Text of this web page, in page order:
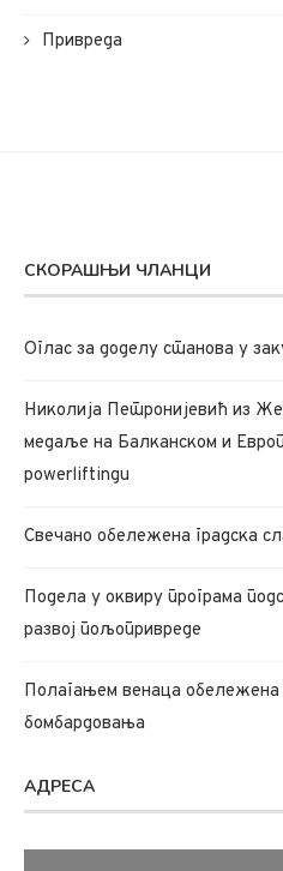
Привреда
СКОРАШЊИ ЧЛАНЦИ
Oглас за доделу станова у
Николија Петронијевић из
медаље на Балканском и
powerliftingu
Свечано обележена градска
Подела у оквиру програма
развој пољопривреде
Полагањем венаца
бомбардовања
АДРЕСА